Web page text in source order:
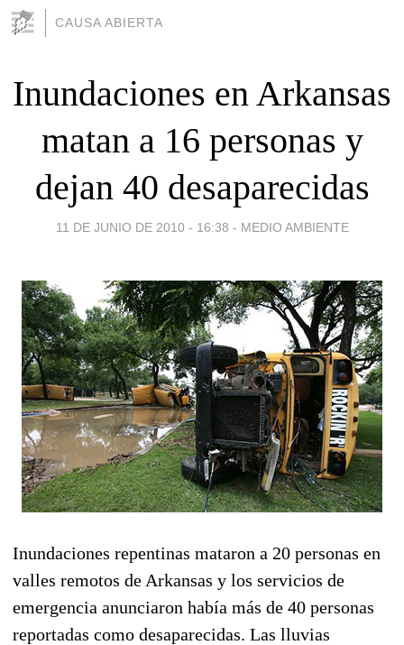
CAUSA ABIERTA
Inundaciones en Arkansas
matan a 16 personas y
dejan 40 desaparecidas
11 DE JUNIO DE 2010 - 16:38 - MEDIO AMBIENTE
Inundaciones repentinas mataron a 20 personas en
valles remotos de Arkansas y los servicios de
emergencia anunciaron había más de 40 personas
reportadas como desaparecidas. Las lluvias